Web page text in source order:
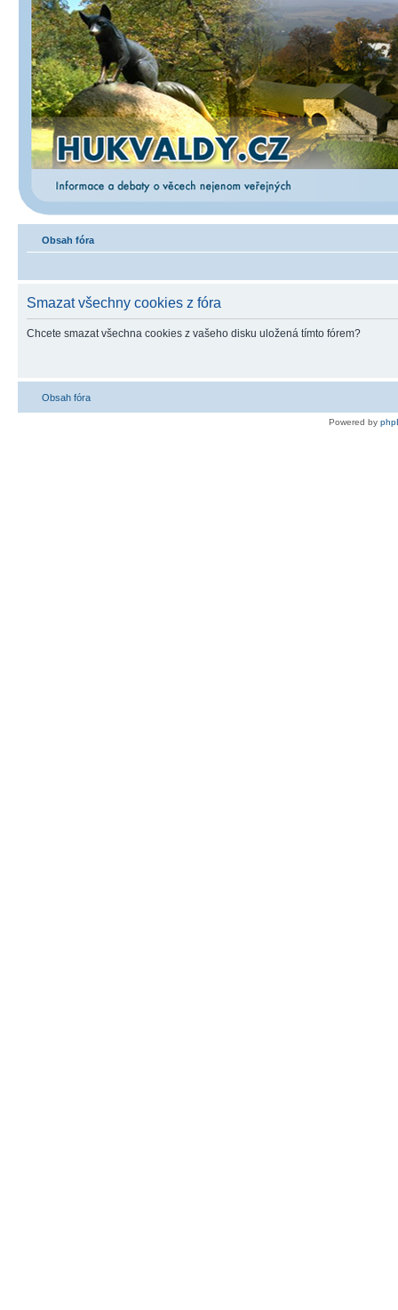
Obsah fóra
Smazat všechny cookies z fóra
Chcete smazat všechna cookies z vašeho disku uložená tímto fórem?
Obsah fóra
Powered by